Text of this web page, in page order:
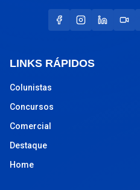
LINKS RÁPIDOS
Colunistas
Concursos
Comercial
Destaque
Home